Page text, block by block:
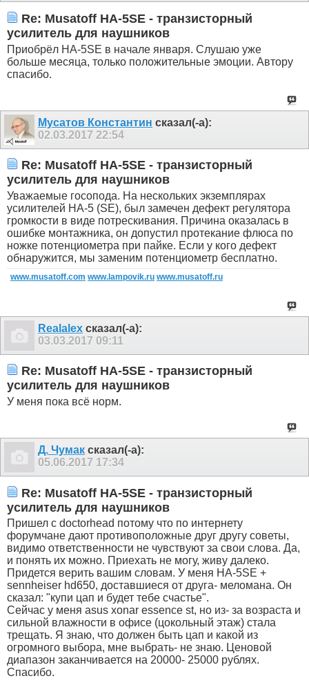
Re: Musatoff HA-5SE - транзисторный
усилитель для наушников
Приобрёл HA-5SE в начале января. Слушаю уже
больше месяца, только положительные эмоции. Автору
спасибо.
Мусатов Константин сказал(-а):
02.03.2017 22:54
Re: Musatoff HA-5SE - транзисторный
усилитель для наушников
Уважаемые госопода. На нескольких экземплярах
усилителей HA-5 (SE), был замечен дефект регулятора
громкости в виде потрескивания. Причина оказалась в
ошибке монтажника, он допустил протекание флюса по
ножке потенциометра при пайке. Если у кого дефект
обнаружится, мы заменим потенциометр бесплатно.
www.musatoff.com www.lampovik.ru www.musatoff.ru
Realalex сказал(-а):
03.03.2017 09:11
Re: Musatoff HA-5SE - транзисторный
усилитель для наушников
У меня пока всё норм.
Д. Чумак сказал(-а):
05.06.2017 17:34
Re: Musatoff HA-5SE - транзисторный
усилитель для наушников
Пришел с doctorhead потому что по интернету
форумчане дают противоположные друг другу советы,
видимо ответственности не чувствуют за свои слова. Да,
и понять их можно. Приехать не могу, живу далеко.
Придется верить вашим словам. У меня HA-5SE +
sennheiser hd650, доставшиеся от друга- меломана. Он
сказал: "купи цап и будет тебе счастье".
Сейчас у меня asus xonar essence st, но из- за возраста и
сильной влажности в офисе (цокольный этаж) стала
трещать. Я знаю, что должен быть цап и какой из
огромного выбора, мне выбрать- не знаю. Ценовой
диапазон заканчивается на 20000- 25000 рублях.
Спасибо.